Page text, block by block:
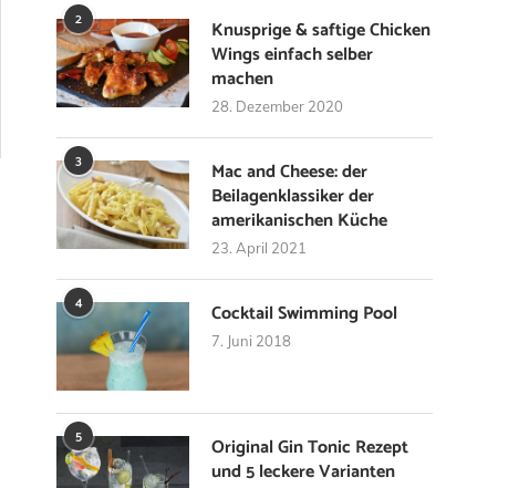
2
Knusprige & saftige Chicken
Wings einfach selber
machen
28. Dezember 2020
3
Mac and Cheese: der
Beilagenklassiker der
amerikanischen Küche
23. April 2021
4 Cocktail Swimming Pool
7. Juni 2018
5
Original Gin Tonic Rezept
und 5 leckere Varianten